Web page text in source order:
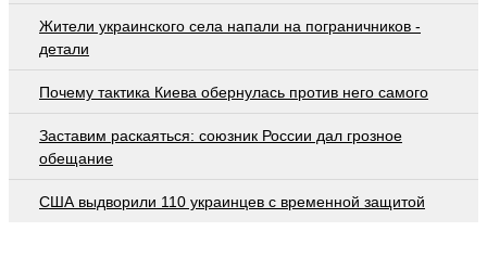
Жители украинского села напали на пограничников -
детали
Почему тактика Киева обернулась против него самого
Заставим раскаяться: союзник России дал грозное
обещание
США выдворили 110 украинцев с временной защитой